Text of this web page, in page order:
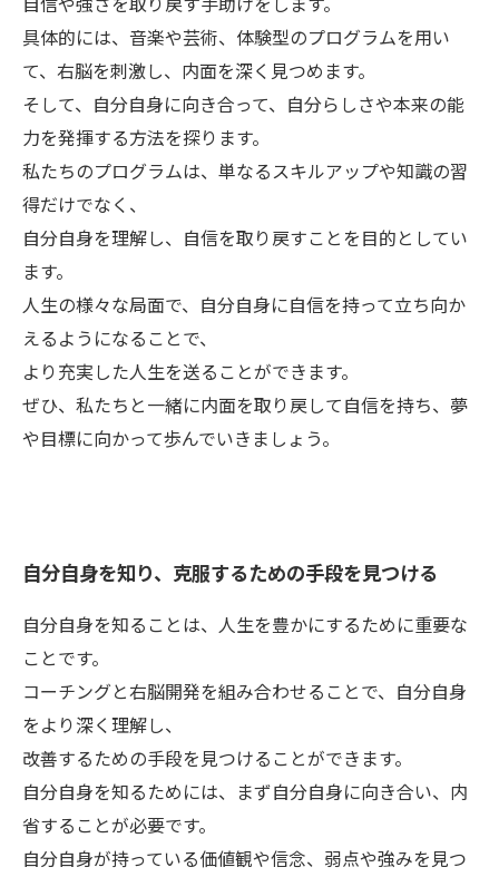
具体的には、音楽や芸術、体験型のプログラムを用い
て、右脳を刺激し、内面を深く見つめます。
そして、自分自身に向き合って、自分らしさや本来の能
力を発揮する方法を探ります。
私たちのプログラムは、単なるスキルアップや知識の習
得だけでなく、
自分自身を理解し、自信を取り戻すことを目的としてい
ます。
人生の様々な局面で、自分自身に自信を持って立ち向か
えるようになることで、
より充実した人生を送ることができます。
ぜひ、私たちと一緒に内面を取り戻して自信を持ち、夢
や目標に向かって歩んでいきましょう。
自分自身を知り、克服するための手段を見つける
自分自身を知ることは、人生を豊かにするために重要な
ことです。
コーチングと右脳開発を組み合わせることで、自分自身
をより深く理解し、
改善するための手段を見つけることができます。
自分自身を知るためには、まず自分自身に向き合い、内
省することが必要です。
自分自身が持っている価値観や信念、弱点や強みを見つ